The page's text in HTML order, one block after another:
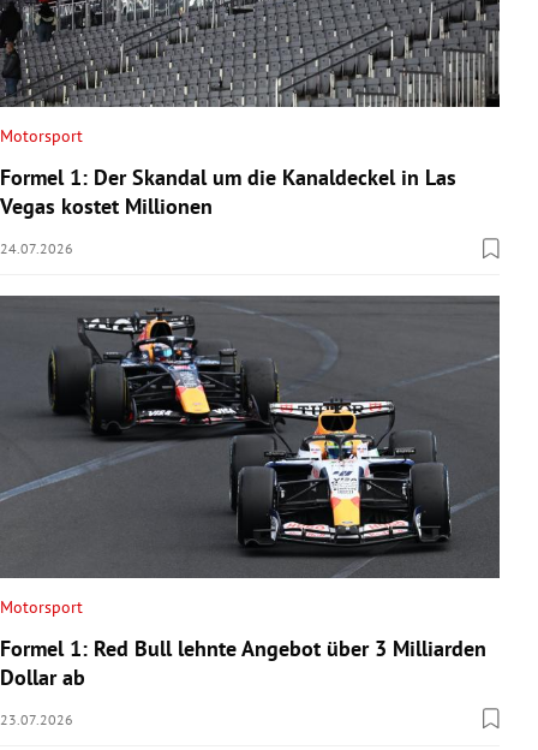
Motorsport
Formel 1: Der Skandal um die Kanaldeckel in Las
Vegas kostet Millionen
24.07.2026
Motorsport
Formel 1: Red Bull lehnte Angebot über 3 Milliarden
Dollar ab
23.07.2026